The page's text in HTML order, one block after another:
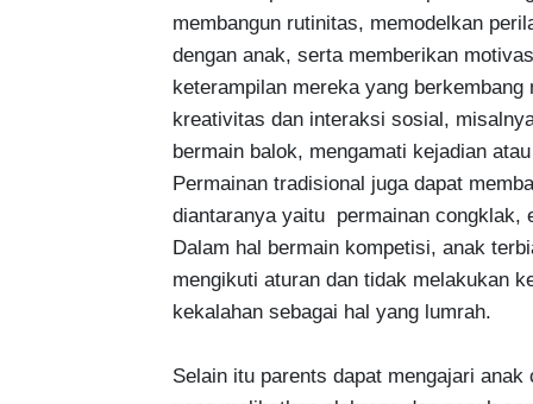
membangun rutinitas, memodelkan
dengan anak, serta memberikan
keterampilan mereka yang
kreativitas dan interaksi sosial,
bermain balok, mengamati kejadian
Permainan tradisional juga dapat
diantaranya yaitu  permainan
Dalam hal bermain kompetisi, anak
mengikuti aturan dan tidak melakukan
kekalahan sebagai hal yang lumrah.
Selain itu parents dapat mengajari